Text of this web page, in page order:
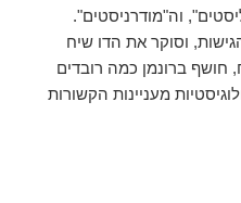
וה"מודרניסטים".
וסוקר את הדו שיח
חושף ברונמן כמה רובדים
מעניינות הקשורות